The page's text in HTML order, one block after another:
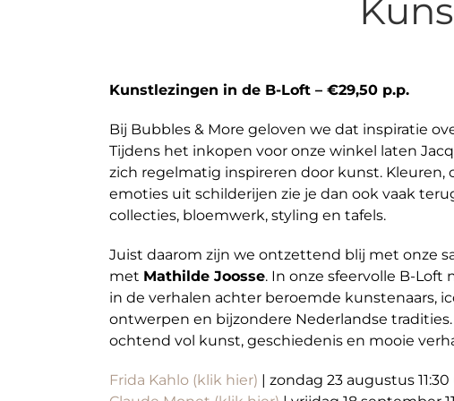
Kunstlezingen in de B-Loft – €29,50 p.p.
Bij Bubbles & More geloven we dat inspiratie
Tijdens het inkopen voor onze winkel laten
zich regelmatig inspireren door kunst. Kleuren,
emoties uit schilderijen zie je dan ook vaak
collecties, bloemwerk, styling en tafels.
Juist daarom zijn we ontzettend blij met onze
met Mathilde Joosse. In onze sfeervolle B-Loft
in de verhalen achter beroemde kunstenaars,
ontwerpen en bijzondere Nederlandse
ochtend vol kunst, geschiedenis en mooie
Frida Kahlo (klik hier) | zondag 23 augustus